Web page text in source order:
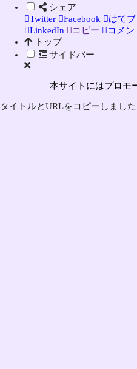
シェア
Twitter
Facebook はてブ
LinkedIn
コピー
コメン
トップ
サイドバー
本サイトにはプロモ
タイトルとURLをコピーしました